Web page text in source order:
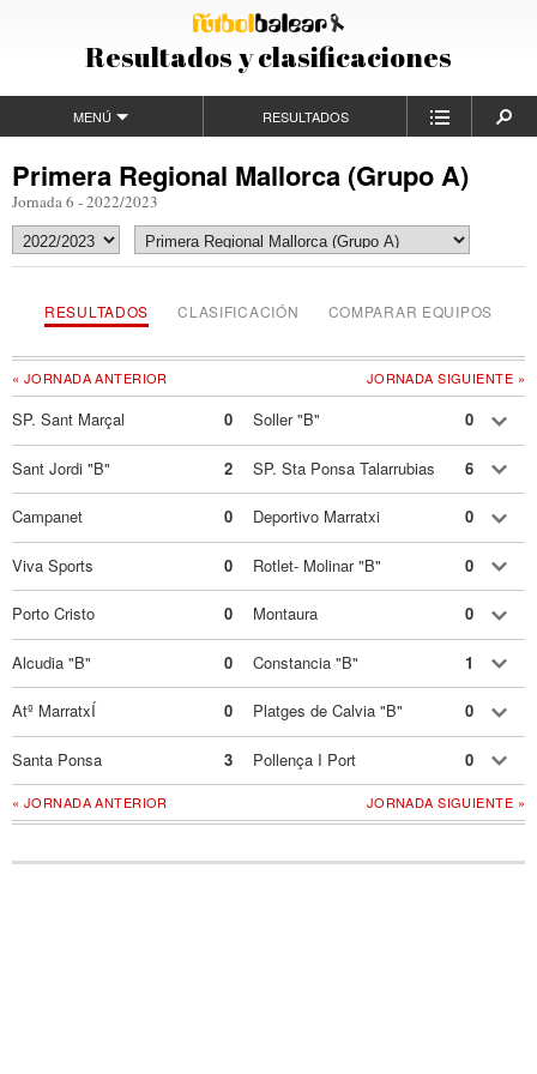
Resultados y clasificaciones
MENÚ RESULTADOS
Primera Regional Mallorca (Grupo A)
Jornada 6 - 2022/2023
RESULTADOS CLASIFICACIÓN COMPARAR EQUIPOS
JORNADA SIGUIENTE »
« JORNADA ANTERIOR
SP. Sant Marçal 0 Soller "B" 0
Sant Jordi "B" 2 SP. Sta Ponsa Talarrubias 6
Campanet 0 Deportivo Marratxi 0
Viva Sports 0 Rotlet- Molinar "B" 0
Porto Cristo 0 Montaura 0
Alcudia "B" 0 Constancia "B" 1
Atº MarratxÍ 0 Platges de Calvia "B" 0
Santa Ponsa 3 Pollença I Port 0
JORNADA SIGUIENTE »
« JORNADA ANTERIOR